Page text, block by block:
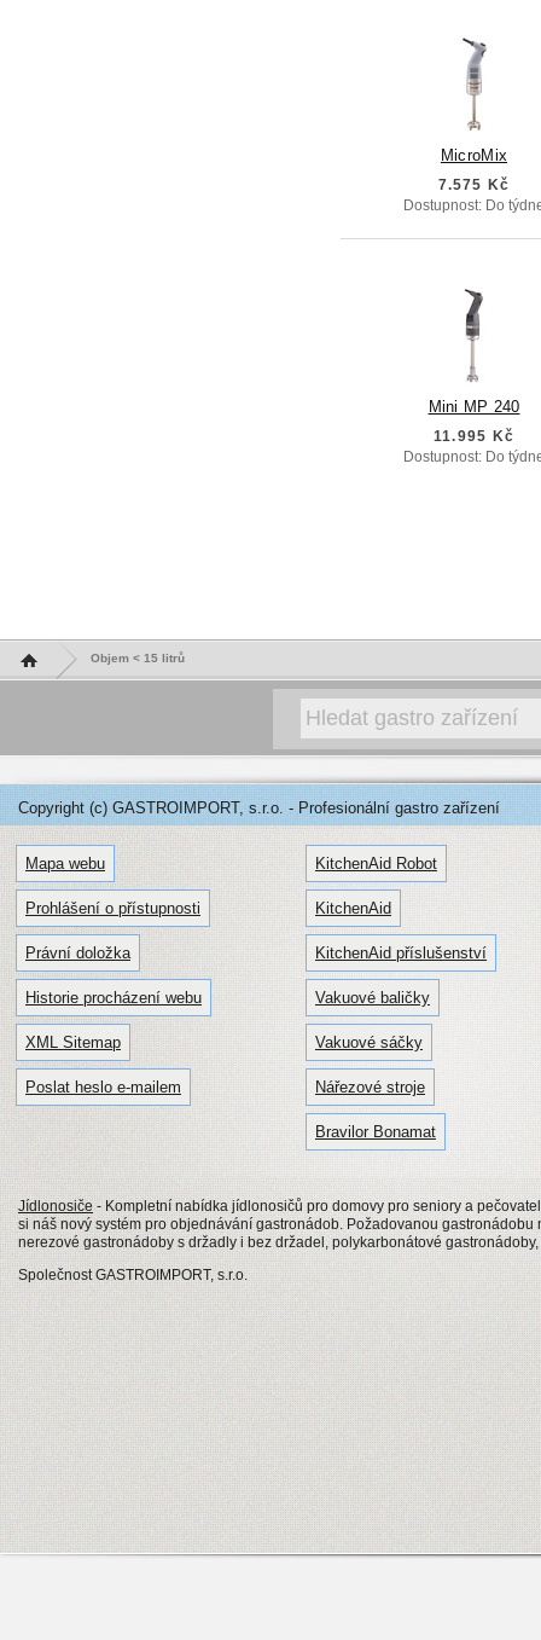
MicroMix
7.575 Kč
Dostupnost: Do
Mini MP 240
11.995 Kč
Dostupnost: Do
Hlavní stránka Objem < 15 litrů
Copyright (c) GASTROIMPORT, s.r.o. - Profesionální gastro zařízení
Mapa webu
Prohlášení o přístupnosti
Právní doložka
Historie procházení webu
XML Sitemap
Poslat heslo e-mailem
KitchenAid Robot
KitchenAid
KitchenAid příslušenství
Vakuové baličky
Vakuové sáčky
Nářezové stroje
Bravilor Bonamat
Jídlonosiče - Kompletní nabídka jídlonosičů pro domovy pro seniory a
si náš nový systém pro objednávání gastronádob. Požadovanou
nerezové gastronádoby s držadly i bez držadel, polykarbonátové
Společnost GASTROIMPORT, s.r.o.